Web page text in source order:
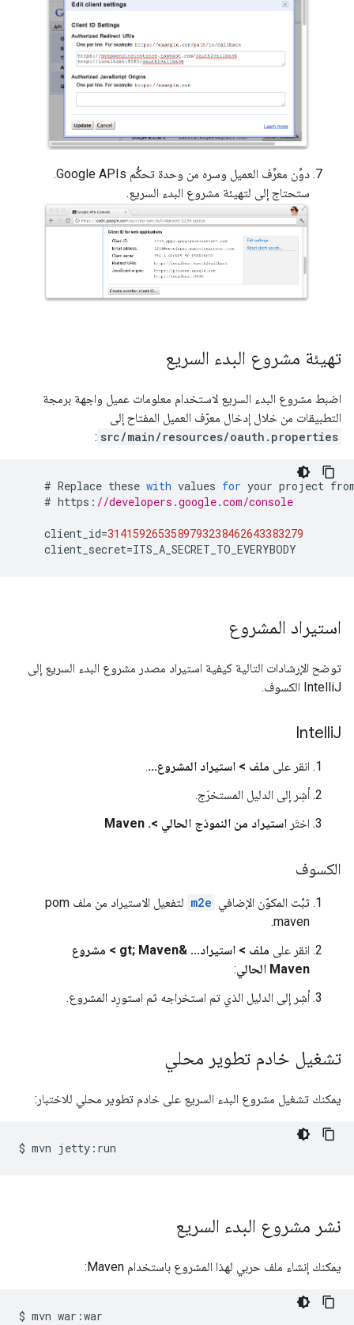
دوِّن معرِّف العميل وسره من وحدة تحكُّم Google APIs.
ستحتاج إلى لتهيئة مشروع البدء السريع.
تهيئة مشروع البدء السريع
اضبط مشروع البدء السريع لاستخدام معلومات عميل واجهة برمجة
التطبيقات من خلال إدخال معرّف العميل المفتاح إلى
src/main/resources/oauth.properties
:
# Replace these with values for your project
# https : //developers.google.com/console
client_id=3141592653589793238462643383279
client_secret=ITS_A_SECRET_TO_EVERYBODY
استيراد المشروع
توضح الإرشادات التالية كيفية استيراد مصدر مشروع البدء السريع إلى
IntelliJ الكسوف.
IntelliJ
انقر على ملف > استيراد المشروع....
أشِر إلى الدليل المستخرَج.
اختَر استيراد من النموذج الحالي >. Maven
الكسوف
ثبِّت المكوّن الإضافي m2e
لتفعيل الاستيراد من ملف pom
maven.
انقر على
ملف > استيراد... &gt; Maven > مشروع
Maven الحالي
:
أشِر إلى الدليل الذي تم استخراجه ثم استورِد المشروع.
تشغيل خادم تطوير محلي
يمكنك تشغيل مشروع البدء السريع على خادم تطوير محلي للاختبار:
$ mvn jetty : run
نشر مشروع البدء السريع
يمكنك إنشاء ملف حربي لهذا المشروع باستخدام Maven:
$ mvn war :war